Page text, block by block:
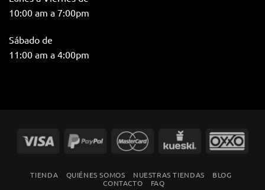
10:00 am a 7:00pm
Sábado de
11:00 am a 4:00pm
TIENDA QUIÉNES SOMOS NUESTRAS TIENDAS
BLOG
CONTACTO
FAQ